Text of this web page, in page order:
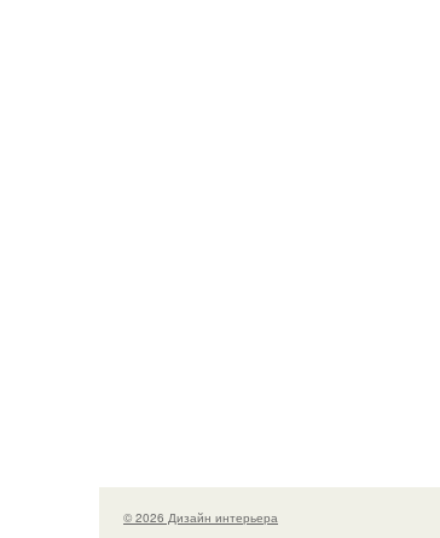
© 2026 Дизайн интерьера